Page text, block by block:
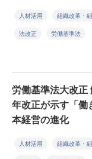
人材活用 組織改革・
法改正 労働基準法
労働基準法大改
年改正が示す「働
本経営の進化
人材活用 組織改革・